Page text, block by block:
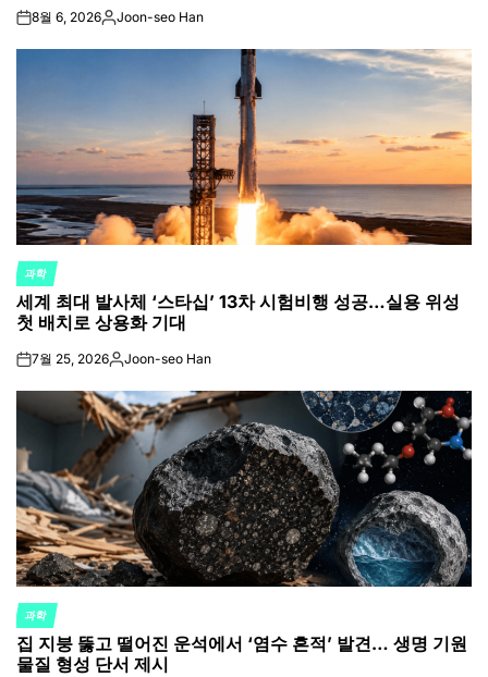
on8월 6, 2026Posted
Joon-seo Han
POSTED
IN
과학
세계 최대 발사체 ‘스타십’ 13차 시험비행 성공…실용 위성
첫 배치로 상용화 기대
on7월 25, 2026Posted
Joon-seo Han
POSTED
IN
과학
집 지붕 뚫고 떨어진 운석에서 ‘염수 흔적’ 발견… 생명 기원
물질 형성 단서 제시